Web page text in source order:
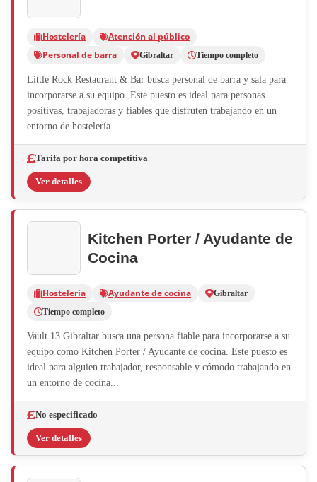
Hostelería
Atención al público
Personal de barra
Gibraltar Tiempo completo
Little Rock Restaurant & Bar busca personal de barra y sala para
incorporarse a su equipo. Este puesto es ideal para personas
positivas, trabajadoras y fiables que disfruten trabajando en un
entorno de hostelería...
Tarifa por hora competitiva
Ver detalles
Kitchen Porter / Ayudante de
Cocina
Hostelería Ayudante de cocina
Gibraltar
Tiempo completo
Vault 13 Gibraltar busca una persona fiable para incorporarse a su
equipo como Kitchen Porter / Ayudante de cocina. Este puesto es
ideal para alguien trabajador, responsable y cómodo trabajando en
un entorno de cocina...
No especificado
Ver detalles